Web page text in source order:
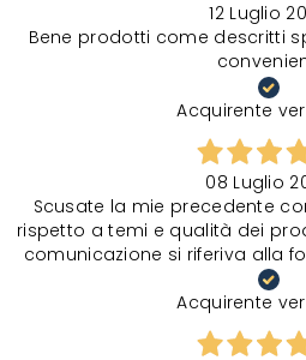
12 Luglio
Bene prodotti come descritti
Acquirente
08 Luglio
Scusate la mie precedente
rispetto a temi e qualità dei
comunicazione si riferiva alla
Acquirente